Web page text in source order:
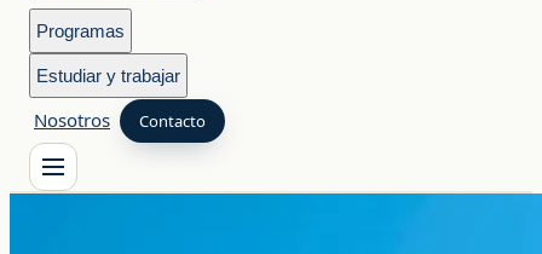
Programas
Estudiar y trabajar
Nosotros Contacto